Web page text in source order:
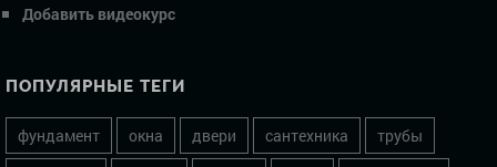
Добавить видеокурс
ПОПУЛЯРНЫЕ ТЕГИ
фундамент окна двери сантехника
трубы